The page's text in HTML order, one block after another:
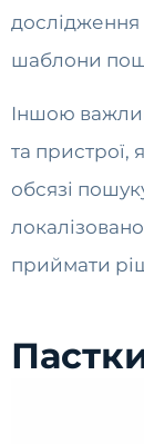
дослідження
шаблони
Іншою
та пристрої,
обсязі
приймати